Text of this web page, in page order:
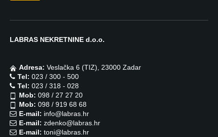
LABRAS NEKRETNINE d.o.o.
Adresa: Veslačka 6 (TIZ), 23000 Zadar
Tel: 023 / 300 - 500
Tel: 023 / 318 - 028
Mob: 098 / 27 27 20
Mob: 098 / 919 68 68
E-mail: info@labras.hr
E-mail: zdenko@labras.hr
E-mail: toni@labras.hr